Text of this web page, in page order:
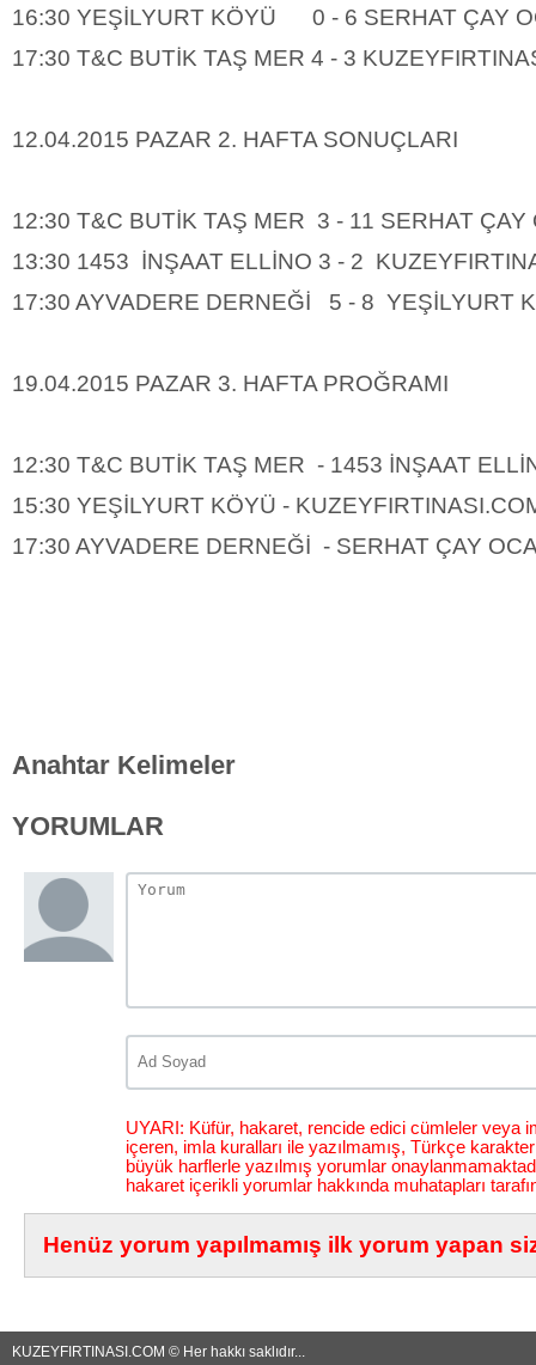
16:30 YEŞİLYURT KÖYÜ 0 - 6 SERHAT ÇAY
17:30 T&C BUTİK TAŞ MER 4 - 3
12.04.2015 PAZAR 2. HAFTA SONUÇLARI
12:30 T&C BUTİK TAŞ MER 3 - 11 SERHAT ÇAY
13:30 1453 İNŞAAT ELLİNO 3 - 2
17:30 AYVADERE DERNEĞİ 5 - 8 YEŞİLYURT
19.04.2015 PAZAR 3. HAFTA PROĞRAMI
12:30 T&C BUTİK TAŞ MER - 1453 İNŞAAT
15:30 YEŞİLYURT KÖYÜ -
17:30 AYVADERE DERNEĞİ - SERHAT ÇAY
Anahtar Kelimeler
YORUMLAR
UYARI: Küfür, hakaret, rencide edici cümleler veya
içeren, imla kuralları ile yazılmamış, Türkçe
büyük harflerle yazılmış yorumlar
hakaret içerikli yorumlar hakkında muhatapları
Henüz yorum yapılmamış ilk yorum yapan
KUZEYFIRTINASI.COM © Her hakkı saklıdır...